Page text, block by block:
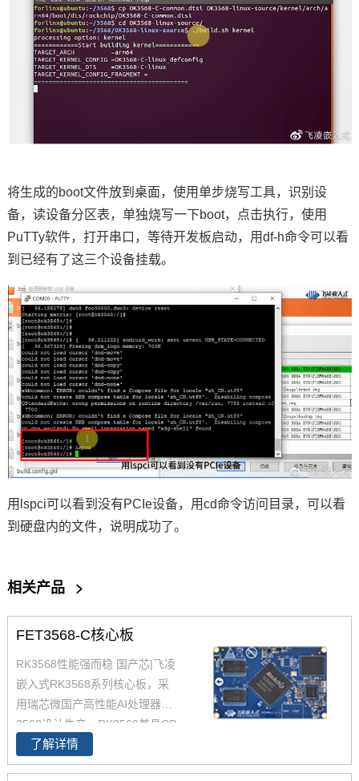
将生成的boot文件放到桌面，使用单步烧写工具，识别设
备，读设备分区表，单独烧写一下boot，点击执行，使用
PuTTy软件，打开串口，等待开发板启动，用df-h命令可以看
到已经有了这三个设备挂载。
用lspci可以看到没有PCIe设备，用cd命令访问目录，可以看
到 硬盘内的文件，说明成功了。
相关产品 >
FET3568-C核心板
RK3568性能强而稳 国产芯|飞凌
嵌入式RK3568系列核心板，采
用瑞芯微国产高性能AI处理器RK
3568设计生产，RK3568兼具CP
U、GPU、NPU、VPU于一身，
RK3568 性能、性价比在同类产
了解详情